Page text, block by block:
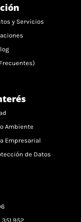
y Servicios
Ambiente
Empresarial
de Datos
351 952